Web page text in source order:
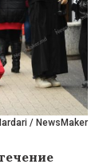
/ NewsMaker